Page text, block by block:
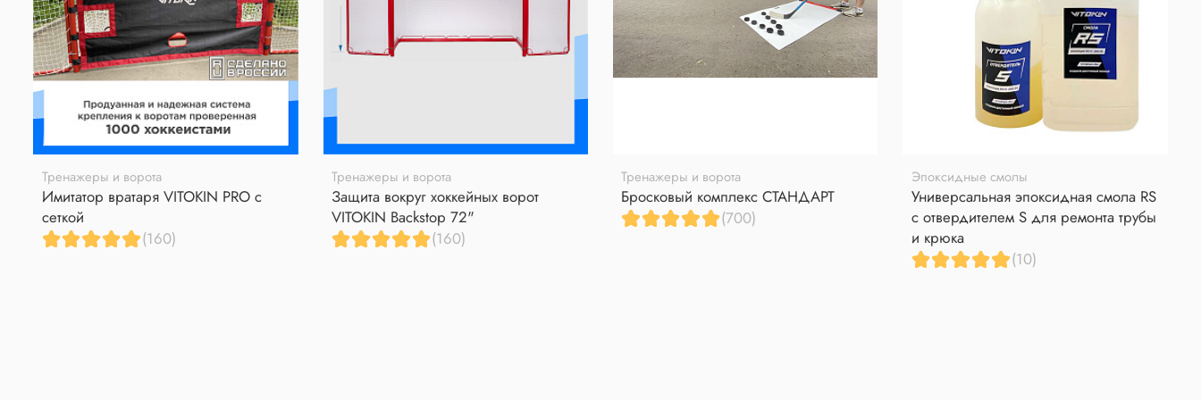
Тренажеры и ворота
Имитатор вратаря VITOKIN PRO с
сеткой
(160)
Тренажеры и ворота
Защита вокруг хоккейных ворот
VITOKIN Backstop 72"
(160)
Тренажеры и ворота
Бросковый комплекс СТАНДАРТ
(700)
Эпоксидные смолы
Универсальная эпоксидная смола RS
с отвердителем S для ремонта трубы
и крюка
(10)